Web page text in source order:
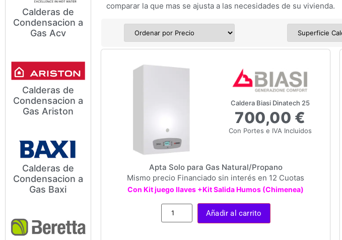
Calderas de
Condensacion a
Gas Acv
Modelos y Precios de
Calderas de Condensación a
Calderas de
Condensacion a
Gas Ariston
Modelos y Precios de
Calderas de Condensación a
Calderas de
Condensacion a
Gas Baxi
Modelos y Precios de
Calderas de Condensación a
comparar la que mas se ajusta a las necesidades de su vivienda.
Caldera Biasi Dinatech 25
700,00 €
Con Portes e IVA Incluidos
Apta Solo para Gas Natural/Propano
Mismo precio Financiado sin interés en 12 Cuotas
Con Kit juego llaves +Kit Salida Humos (Chimenea)
Añadir al carrito